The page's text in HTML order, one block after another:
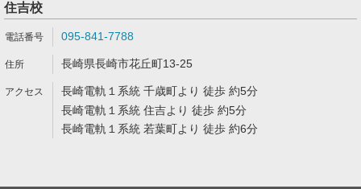
住吉校
095-841-7788
長崎県長崎市花丘町13-25
長崎電軌１系統 千歳町より 徒歩 約5分
長崎電軌１系統 住吉より 徒歩 約5分
長崎電軌１系統 若葉町より 徒歩 約6分